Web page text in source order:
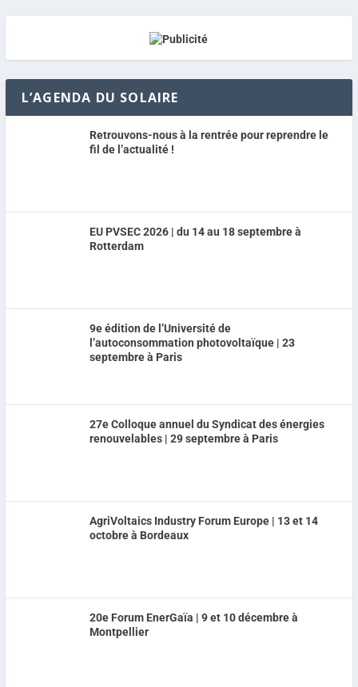
L’AGENDA DU SOLAIRE
Retrouvons-nous à la rentrée pour reprendre le
fil de l’actualité !
EU PVSEC 2026 | du 14 au 18 septembre à
Rotterdam
9e édition de l’Université de
l’autoconsommation photovoltaïque | 23
septembre à Paris
27e Colloque annuel du Syndicat des énergies
renouvelables | 29 septembre à Paris
AgriVoltaics Industry Forum Europe | 13 et 14
octobre à Bordeaux
20e Forum EnerGaïa | 9 et 10 décembre à
Montpellier